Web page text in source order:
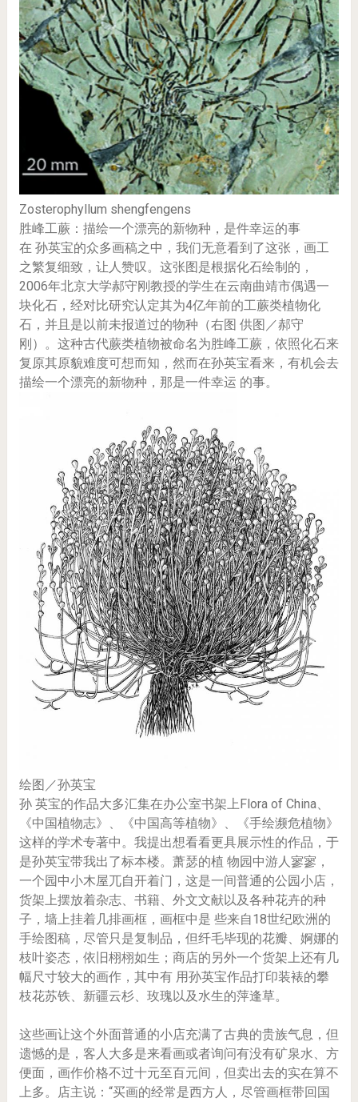
Zosterophyllum shengfengens
胜峰工蕨：描绘一个漂亮的新物种，是件幸运的事
在 孙英宝的众多画稿之中，我们无意看到了这张，画工
之繁复细致，让人赞叹。这张图是根据化石绘制的，
2006年北京大学郝守刚教授的学生在云南曲靖市偶遇一
块化石，经对比研究认定其为4亿年前的工蕨类植物化
石，并且是以前未报道过的物种（右图 供图／郝守
刚）。这种古代蕨类植物被命名为胜峰工蕨，依照化石来
复原其原貌难度可想而知，然而在孙英宝看来，有机会去
描绘一个漂亮的新物种，那是一件幸运 的事。
绘图／孙英宝
孙 英宝的作品大多汇集在办公室书架上Flora of China、
《中国植物志》、《中国高等植物》、《手绘濒危植物》
这样的学术专著中。我提出想看看更具展示性的作品，于
是孙英宝带我出了标本楼。萧瑟的植 物园中游人寥寥，
一个园中小木屋兀自开着门，这是一间普通的公园小店，
货架上摆放着杂志、书籍、外文文献以及各种花卉的种
子，墙上挂着几排画框，画框中是 些来自18世纪欧洲的
手绘图稿，尽管只是复制品，但纤毛毕现的花瓣、婀娜的
枝叶姿态，依旧栩栩如生；商店的另外一个货架上还有几
幅尺寸较大的画作，其中有 用孙英宝作品打印装裱的攀
枝花苏铁、新疆云杉、玫瑰以及水生的萍逢草。
这些画让这个外面普通的小店充满了古典的贵族气息，但
遗憾的是，客人大多是来看画或者询问有没有矿泉水、方
便面，画作价格不过十元至百元间，但卖出去的实在算不
上多。店主说：“买画的经常是西方人，尽管画框带回国